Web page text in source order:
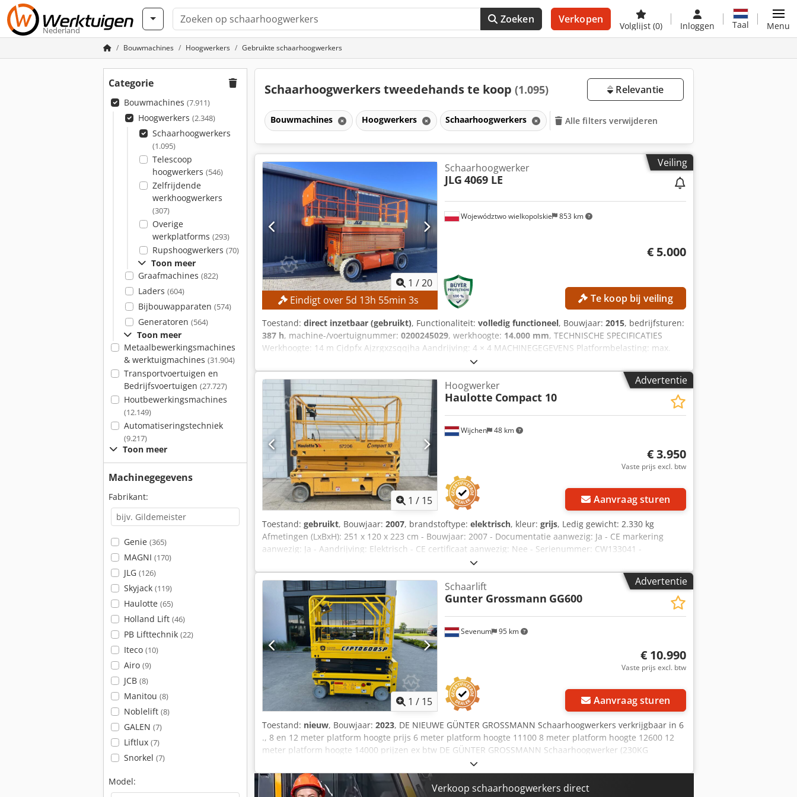
Nederland
Zoeken Verkopen
Volglijst (0) Inloggen Taal Menu
Bouwmachines Hoogwerkers Gebruikte schaarhoogwerkers
Categorie
Bouwmachines (7.911)
Hoogwerkers (2.348)
Schaarhoogwerkers
(1.095)
Telescoop
hoogwerkers (546)
Zelfrijdende
werkhoogwerkers
(307)
Overige
werkplatforms (293)
Rupshoogwerkers (70)
Toon meer
Graafmachines (822)
Laders (604)
Bijbouwapparaten (574)
Generatoren (564)
Toon meer
Metaalbewerkingsmachines
& werktuigmachines (31.904)
Transportvoertuigen en
Bedrijfsvoertuigen (27.727)
Houtbewerkingsmachines
(12.149)
Automatiseringstechniek
(9.217)
Toon meer
Machinegegevens
Fabrikant:
Genie (365)
MAGNI (170)
JLG (126)
Skyjack (119)
Haulotte (65)
Holland Lift (46)
PB Lifttechnik (22)
Iteco (10)
Airo (9)
JCB (8)
Manitou (8)
Noblelift (8)
GALEN (7)
Liftlux (7)
Snorkel (7)
Model:
Schaarhoogwerkers tweedehands te koop (1.095) Relevantie
Bouwmachines Hoogwerkers Schaarhoogwerkers Alle filters verwijderen
Veiling
1 /20
Eindigt over 5d 13h 55min2s
Województwo wielkopolskie 853 km
Schaarhoogwerker
JLG 4069 LE
€ 5.000
Te koop bij veiling
Toestand: direct inzetbaar (gebruikt), Functionaliteit: volledig functioneel, Bouwjaar: 2015, bedrijfsturen:
387 h, machine-/voertuignummer: 0200245029, werkhoogte: 14.000 mm, TECHNISCHE SPECIFICATIES
Werkhoogte: 14 m Cjdpfx Ajzrgxzsqqjha Aandrijving: 4 × 4 MACHINEGEGEVENS Platformbelasting: max.
360 kg Aantal personen: max. 2 Toelaatbaar laadgewicht: max. 200 kg Handkracht: max. 400 N
Windsnelheid: max. 12,5 m/s Gebruiksuren: 387 uur UITRUSTING Lader Externe referentie: SL15850SP
Advertentie
1 / 15
Wijchen 48 km
Hoogwerker
Haulotte Compact 10
€ 3.950
Vaste prijs excl. btw
Aanvraag sturen
Toestand: gebruikt, Bouwjaar: 2007, brandstoftype: elektrisch, kleur: grijs, Ledig gewicht: 2.330 kg
Afmetingen (LxBxH): 251 x 120 x 223 cm - Bouwjaar: 2007 - Documentatie aanwezig: Ja - CE markering
aanwezig: Ja - Aandrijving: Elektrisch - CE certificaat aanwezig: Nee - Serienummer: CW133041 -
Werkhoogte [mm]: 8140 - Platformhoogte [mm]: 2230 - Draagvermogen platform [kg]: 450 -
Transportafmetingen: 2510mm x 1200mm x 2230mm (l x b x h) - Transportgewicht [kg]: 2330kg -
Transportcolli [st.]: 1 Financiële informatie Chedpeyvf Udjfx Aqqsa BTW: De getoonde prijs is exclusief
BTW BTW/marge: BTW verrekenbaar voor ondernemers Levering en inruil altijd mogelijk van alles in de
industriële sectoren Koen van Lent
Advertentie
1 / 15
Sevenum 95 km
Schaarlift
Gunter Grossmann GG600
€ 10.990
Vaste prijs excl. btw
Aanvraag sturen
Toestand: nieuw, Bouwjaar: 2023, DE NIEUWE GÜNTER GROSSMANN Schaarhoogwerkers verkrijgbaar in 6
., 8 en 12 meter platform hoogte prijs 6 meter platform hoogte 11100 8 meter platform hoogte 12600 12
meter platform hoogte 14000 prijzen ex btw DE GÜNTER GROSSMANN Schaarhoogwerker (230KG
PAYLOAD) IS GLOEDNIEUW. Codsm E Nqvopfx Aqqoha VOLEDIGE ELEKTRISCH AANGEDREVEN DUS
UITERMATEN DUURZAAM ZEER GESCHIKT VOOR BOUW TUIN EN BINNEN en BUITEN WERKZAAMHEDEN
GÜNTER GROSSMANN IS EEN HOOGWAARDIGE MACHINE GEMAAKT VOOR EEN EUROPEES BEDRIJF. DE
Verkoop schaarhoogwerkers direct